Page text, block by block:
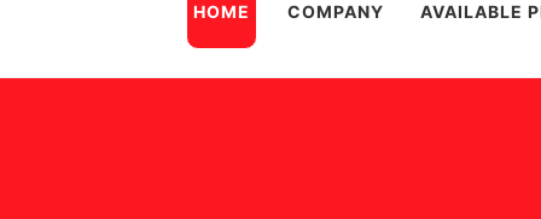
HOME COMPANY AVAILABLE